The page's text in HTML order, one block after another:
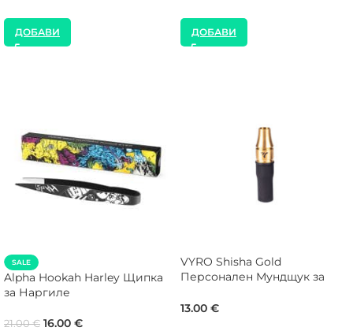
ДОБАВИ ДОБАВИ
SALE
Alpha Hookah Harley Щипка
за Наргиле
21.00€ 16.00 €
VYRO Shisha Gold
Персонален Мундщук за
13.00 €